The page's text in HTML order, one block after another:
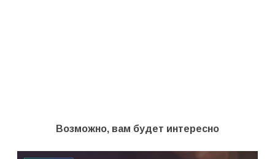
Возможно, вам будет интересно